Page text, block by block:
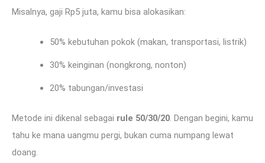
Misalnya, gaji Rp5 juta, kamu bisa alokasikan:
50% kebutuhan pokok (makan, transportasi, listrik)
30% keinginan (nongkrong, nonton)
20% tabungan/investasi
Metode ini dikenal sebagai rule 50/30/20 . Dengan begini, kamu
tahu ke mana uangmu pergi, bukan cuma numpang lewat
doang.